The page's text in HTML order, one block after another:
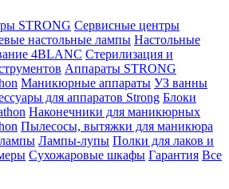
STRONG Сервисные центры
настольные лампы Настольные
4BLANC Стерилизация и
Аппараты STRONG
Маникюрные аппараты УЗ ванны
для аппаратов Strong Блоки
Наконечники для маникюрных
Пылесосы, вытяжки для маникюра
Лампы-лупы Полки для лаков и
Сухожаровые шкафы Гарантия Все